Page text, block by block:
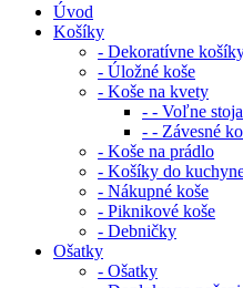
Úvod
Košíky
- Dekoratívne
- Úložné koše
- Koše na kvety
- - Voľne
- - Závesné
- Koše na prádlo
- Košíky do
- Nákupné koše
- Piknikové koše
- Debničky
Ošatky
- Ošatky